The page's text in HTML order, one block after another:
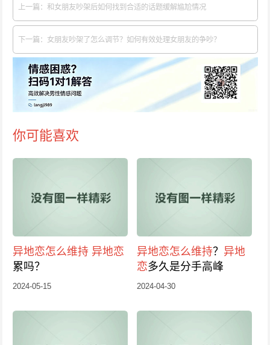
上一篇：和女朋友吵架后如何找到合适的话题缓解尴尬情况
下一篇：女朋友吵架了怎么调节？如何有效处理女朋友的争吵？
你可能喜欢
异地恋怎么维持 异地恋
累吗？
2024-05-15
异地恋怎么维持？ 异地
恋多久是分手高峰
2024-04-30